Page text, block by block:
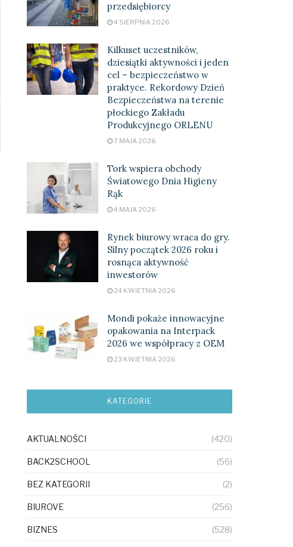
przedsiębiorcy
4 SIERPNIA 2026
Kilkuset uczestników,
dziesiątki aktywności i jeden
cel – bezpieczeństwo w
praktyce. Rekordowy Dzień
Bezpieczeństwa na terenie
płockiego Zakładu
Produkcyjnego ORLENU
7 MAJA 2026
Tork wspiera obchody
Światowego Dnia Higieny
Rąk
4 MAJA 2026
Rynek biurowy wraca do gry.
Silny początek 2026 roku i
rosnąca aktywność
inwestorów
24 KWIETNIA 2026
Mondi pokaże innowacyjne
opakowania na Interpack
2026 we współpracy z OEM
23 KWIETNIA 2026
KATEGORIE
AKTUALNOŚCI (420)
BACK2SCHOOL (56)
BEZ KATEGORII (2)
BIUROVE (256)
BIZNES (528)